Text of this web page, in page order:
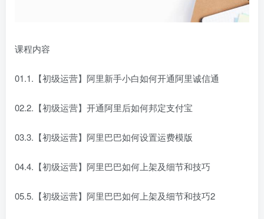
课程内容
01.1.【初级运营】阿里新手小白如何开通阿里诚信通
02.2.【初级运营】开通阿里后如何邦定支付宝
03.3.【初级运营】阿里巴巴如何设置运费模版
04.4.【初级运营】阿里巴巴如何上架及细节和技巧
05.5.【初级运营】阿里巴巴如何上架及细节和技巧2